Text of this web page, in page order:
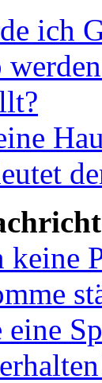
ich
keine
eine